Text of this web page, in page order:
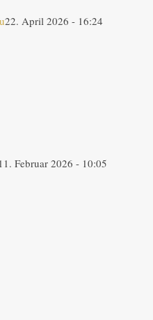
22. April 2026 - 16:24
11. Februar 2026 - 10:05